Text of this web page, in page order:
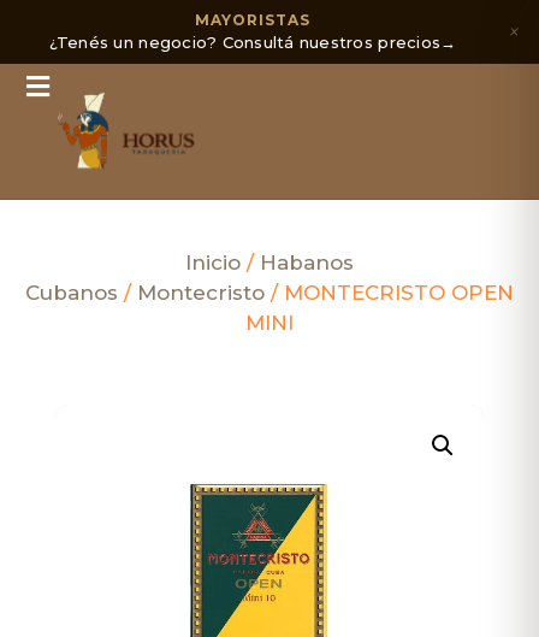
MAYORISTAS
¿Tenés un negocio? Consultá nuestros precios→ ×
Inicio / Habanos
Cubanos / Montecristo / MONTECRISTO OPEN
MINI